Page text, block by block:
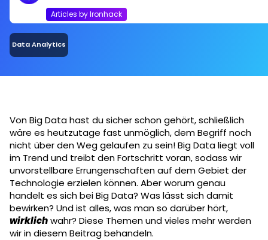
Articles by Ironhack
Data Analytics
Von Big Data hast du sicher schon gehört, schließlich
wäre es heutzutage fast unmöglich, dem Begriff noch
nicht über den Weg gelaufen zu sein! Big Data liegt voll
im Trend und treibt den Fortschritt voran, sodass wir
unvorstellbare Errungenschaften auf dem Gebiet der
Technologie erzielen können. Aber worum genau
handelt es sich bei Big Data? Was lässt sich damit
bewirken? Und ist alles, was man so darüber hört,
wirklichwahr? Diese Themen und vieles mehr werden
wir in diesem Beitrag behandeln.